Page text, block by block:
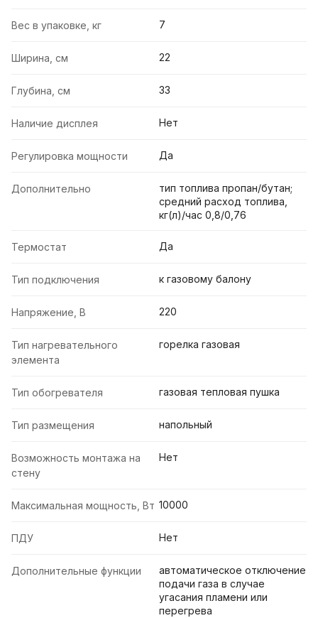
Вес в упаковке, кг 7
Ширина, см 22
Глубина, см 33
Наличие дисплея Нет
Регулировка мощности Да
Дополнительно
тип топлива пропан/бутан;
средний расход топлива,
кг(л)/час 0,8/0,76
Термостат Да
Тип подключения к газовому балону
Напряжение, В 220
Тип нагревательного
элемента
горелка газовая
Тип обогревателя газовая тепловая пушка
Тип размещения напольный
Возможность монтажа на
стену
Нет
Максимальная мощность, Вт 10000
ПДУ Нет
Дополнительные функции
автоматическое отключение
подачи газа в случае
угасания пламени или
перегрева